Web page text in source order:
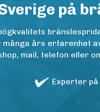
på
många års erfarenhet
mail, telefon eller
Experter